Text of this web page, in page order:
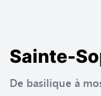
Sainte-
De basilique à